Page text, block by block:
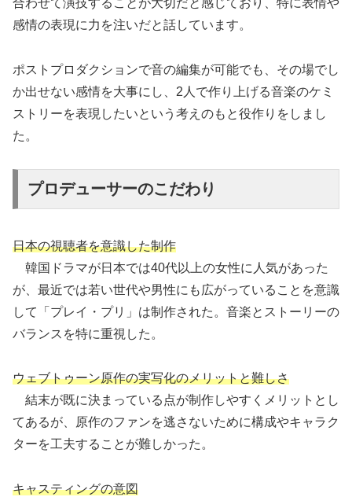
感情の表現に力を注いだと話しています。
ポストプロダクションで音の編集が可能でも、その場でし
か出せない感情を大事にし、2人で作り上げる音楽のケミ
ストリーを表現したいという考えのもと役作りをしまし
た。
プロデューサーのこだわり
日本の視聴者を意識した制作
韓国ドラマが日本では40代以上の女性に人気があった
が、最近では若い世代や男性にも広がっていることを意識
して「プレイ・プリ」は制作された。音楽とストーリーの
バランスを特に重視した。
ウェブトゥーン原作の実写化のメリットと難しさ
結末が既に決まっている点が制作しやすくメリットとし
てあるが、原作のファンを逃さないために構成やキャラク
ターを工夫することが難しかった。
キャスティングの意図